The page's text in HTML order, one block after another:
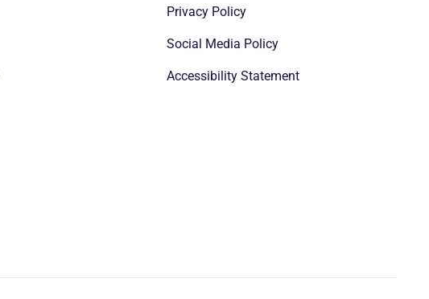
Privacy Policy
Social Media Policy
Accessibility Statement